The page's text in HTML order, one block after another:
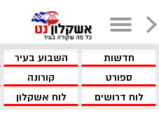
חדשות השבוע בעיר
ספורט
קורונה
לוח דרושים
לוח אשקלון